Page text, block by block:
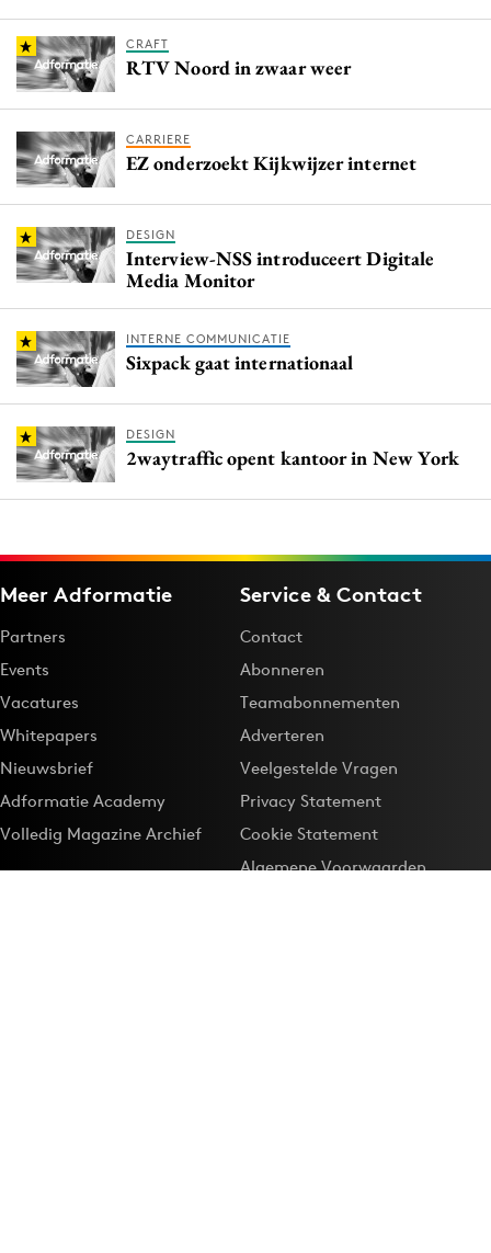
CRAFT
RTV Noord in zwaar weer
CARRIERE
EZ onderzoekt Kijkwijzer internet
DESIGN
Interview-NSS introduceert Digitale
Media Monitor
INTERNE COMMUNICATIE
Sixpack gaat internationaal
DESIGN
2waytraffic opent kantoor in New York
Meer Adformatie
Partners
Events
Vacatures
Whitepapers
Nieuwsbrief
Adformatie Academy
Volledig Magazine Archief
Service & Contact
Contact
Abonneren
Teamabonnementen
Adverteren
Veelgestelde Vragen
Privacy Statement
Cookie Statement
Algemene Voorwaarden